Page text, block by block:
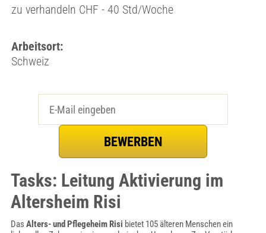
zu verhandeln CHF - 40 Std/Woche
Arbeitsort:
Schweiz
Tasks: Leitung Aktivierung im
Altersheim Risi
Das Alters- und Pflegeheim Risi bietet 105 älteren Menschen ein